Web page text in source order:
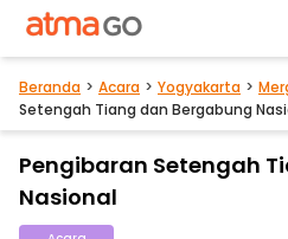
Beranda Acara Yogyakarta
Setengah Tiang dan Bergabung
Pengibaran Setengah
Nasional